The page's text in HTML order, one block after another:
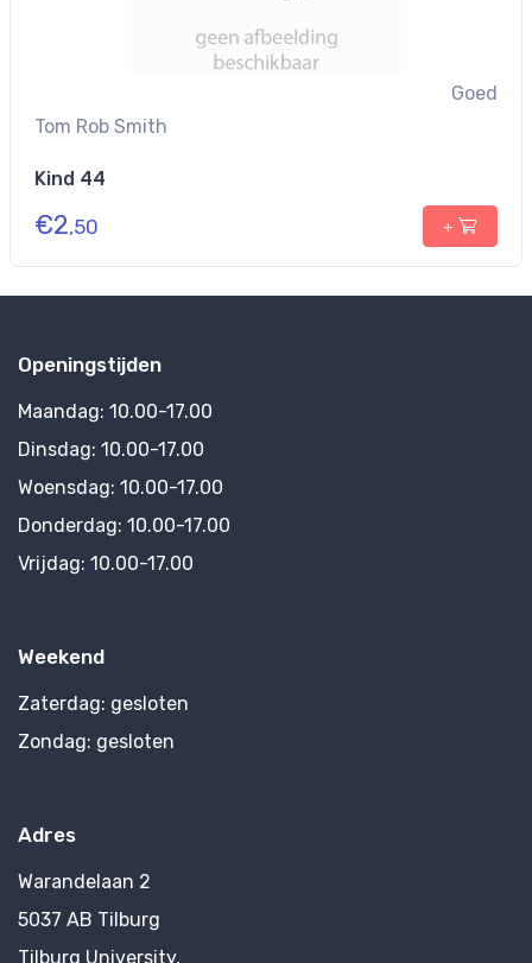
Goed
Tom Rob Smith
Kind 44
€2,50 +
Openingstijden
Maandag: 10.00-17.00
Dinsdag: 10.00-17.00
Woensdag: 10.00-17.00
Donderdag: 10.00-17.00
Vrijdag: 10.00-17.00
Weekend
Zaterdag: gesloten
Zondag: gesloten
Adres
Warandelaan 2
5037 AB Tilburg
Tilburg University,